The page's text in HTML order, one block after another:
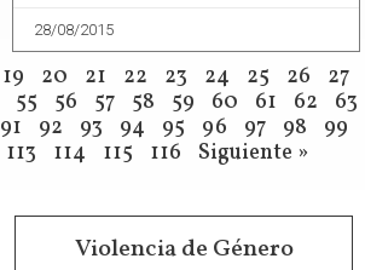
28/08/2015
19 20 21 22 23 24 25 26 27
55 56 57 58 59 60 61 62 63
91 92 93 94 95 96 97 98 99
113 114 115 116 Siguiente »
Violencia de Género